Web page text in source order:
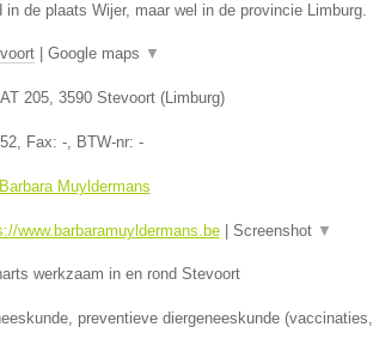
in de plaats Wijer, maar wel in de provincie Limburg.
| Google maps ▼
205, 3590 Stevoort(Limburg)
, Fax: -, BTW-nr: -
Muyldermans
www.barbaramuyldermans.be| Screenshot ▼
werkzaam in en rond Stevoort
preventieve diergeneeskunde (vaccinaties,